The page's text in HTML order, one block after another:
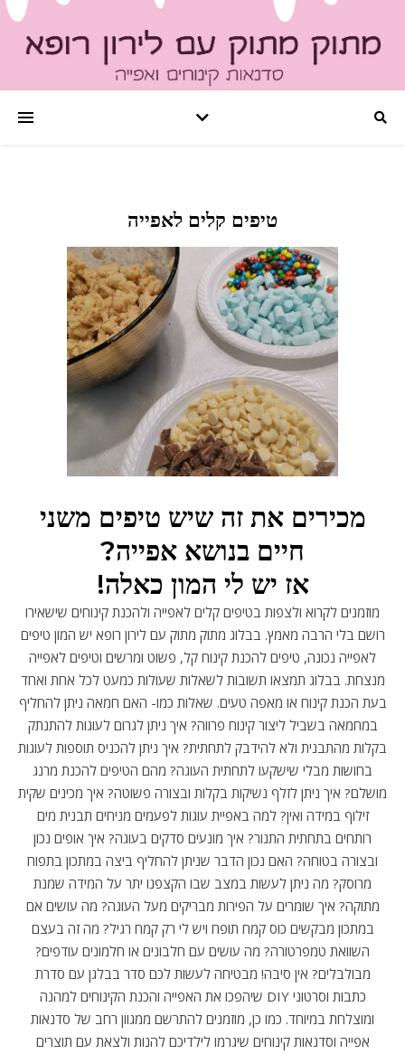
טיפים קלים לאפייה
מכירים את זה שיש טיפים משני
חיים בנושא אפייה?
אז יש לי המון כאלה!
מוזמנים לקרוא ולצפות בטיפים קלים לאפייה ולהכנת קינוחים שישאירו
רושם בלי הרבה מאמץ. בבלוג מתוק מתוק עם לירון רופא יש המון טיפים
לאפייה נכונה, טיפים להכנת קינוח קל, פשוט ומרשים וטיפים לאפייה
מנצחת. בבלוג תמצאו תשובות לשאלות שעולות כמעט לכל אחת ואחד
בעת הכנת קינוח או מאפה טעים. שאלות כמו- האם חמאה ניתן להחליף
במחמאה בשביל ליצור קינוח פרווה? איך ניתן לגרום לעוגות להתנתק
בקלות מהתבנית ולא להידבק לתחתית? איך ניתן להכניס תוספות לעוגות
בחושות מבלי שישקעו לתחתית העוגה? מהם הטיפים להכנת מרנג
מושלם? איך ניתן לזלף נשיקות בקלות ובצורה פשוטה? איך מכינים שקית
זילוף במידה ואין? למה באפיית עוגות לפעמים מניחים תבנית מים
רותחים בתחתית התנור? איך מונעים סדקים בעוגה? איך אופים נכון
ובצורה בטוחה? האם נכון הדבר שניתן להחליף ביצה במתכון בתפוח
מרוסק? מה ניתן לעשות במצב שבו הקצפנו יתר על המידה שמנת
מתוקה? איך שומרים על הפירות מבריקים מעל העוגה? מה עושים אם
במתכון מבקשים כוס קמח תופח ויש לי רק קמח רגיל? מה זה בעצם
השוואת טמפרטורה? מה עושים עם חלבונים או חלמונים עודפים?
מבולבלים? אין סיבה! מבטיחה לעשות לכם סדר בבלגן עם סדרת
כתבות וסרטוני DIY שיהפכו את האפייה והכנת הקינוחים למהנה
ומוצלחת במיוחד. כמו כן, מוזמנים להתרשם ממגוון רחב של סדנאות
אפייה וסדנאות קינוחים שיגרמו לילדיכם להנות ולצאת עם תוצרים